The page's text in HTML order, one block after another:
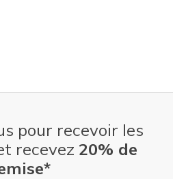
pour recevoir les
recevez 20% de